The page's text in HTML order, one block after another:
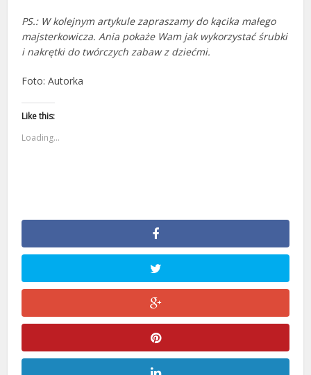
PS.: W kolejnym artykule zapraszamy do kącika małego
majsterkowicza. Ania pokaże Wam jak wykorzystać śrubki
i nakrętki do twórczych zabaw z dziećmi.
Foto: Autorka
Like this:
Loading...